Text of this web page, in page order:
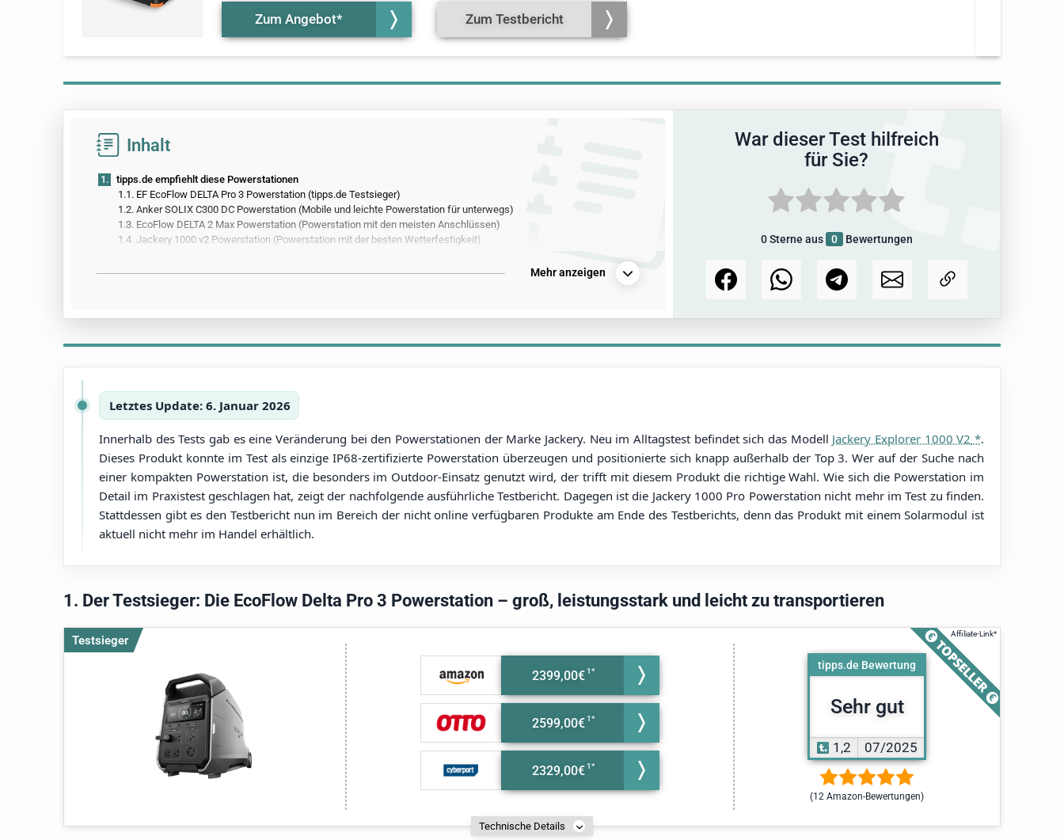
ebenfalls induktiv laden kann, hat sie wesentlich höhere Kapazität (999 zu 299 Wattstunden).
Zum Testbericht
Zum Angebot*
Inhalt
1.
tipps.de empfiehlt diese Powerstationen
1.1. EF EcoFlow DELTA Pro 3 Powerstation (tipps.de Testsieger)
1.2. Anker SOLIX C300 DC Powerstation (Mobile und leichte Powerstation für unterwegs)
1.3. EcoFlow DELTA 2 Max Powerstation (Powerstation mit den meisten Anschlüssen)
1.4. Jackery 1000 v2 Powerstation (Powerstation mit der besten Wetterfestigkeit)
2. Alle Produkte aus dem Powerstation-Test
4. So hat tipps.de getestet
5. Alle Infos zum Thema
6. Außerdem getestet
Mehr anzeigen
War dieser Test hilfreich
für Sie?
0Sterne aus 0 Bewertungen
Letztes Update: 6. Januar 2026
Innerhalb des Tests gab es eine Veränderung bei den Powerstationen der Marke Jackery. Neu im Alltagstest befindet sich das Modell Jackery Explorer 1000 V2
.
Dieses Produkt konnte im Test als einzige IP68-zertifizierte Powerstation überzeugen und positionierte sich knapp außerhalb der Top 3. Wer auf der Suche nach
einer kompakten Powerstation ist, die besonders im Outdoor-Einsatz genutzt wird, der trifft mit diesem Produkt die richtige Wahl. Wie sich die Powerstation im
Detail im Praxistest geschlagen hat, zeigt der nachfolgende ausführliche Testbericht. Dagegen ist die Jackery 1000 Pro Powerstation nicht mehr im Test zu finden.
Stattdessen gibt es den Testbericht nun im Bereich der nicht online verfügbaren Produkte am Ende des Testberichts, denn das Produkt mit einem Solarmodul ist
aktuell nicht mehr im Handel erhältlich.
1. Der Testsieger: Die EcoFlow Delta Pro 3 Powerstation – groß, leistungsstark und leicht zu transportieren
Testsieger
2399,00€
2599,00€
2329,00€
tipps.de Bewertung
Sehr gut
1,2 07/2025
(12 Amazon-Bewertungen)
Technische Details